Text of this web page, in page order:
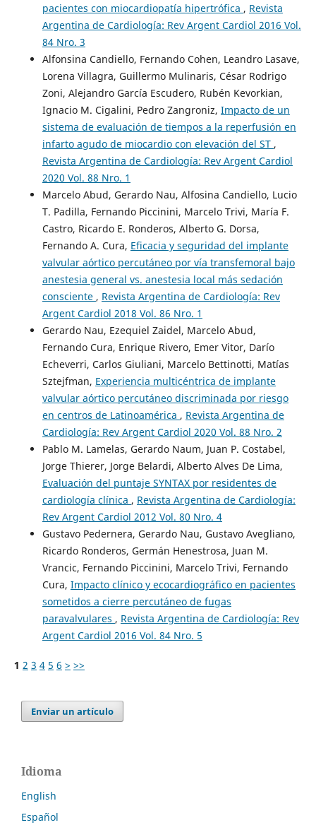
pacientes con miocardiopatía hipertrófica , Revista
Argentina de Cardiología: Rev Argent Cardiol 2016 Vol.
84 Nro. 3
Alfonsina Candiello, Fernando Cohen, Leandro Lasave,
Lorena Villagra, Guillermo Mulinaris, César Rodrigo
Zoni, Alejandro García Escudero, Rubén Kevorkian,
Ignacio M. Cigalini, Pedro Zangroniz, Impacto de un
sistema de evaluación de tiempos a la reperfusión en
infarto agudo de miocardio con elevación del ST ,
Revista Argentina de Cardiología: Rev Argent Cardiol
2020 Vol. 88 Nro. 1
Marcelo Abud, Gerardo Nau, Alfosina Candiello, Lucio
T. Padilla, Fernando Piccinini, Marcelo Trivi, María F.
Castro, Ricardo E. Ronderos, Alberto G. Dorsa,
Fernando A. Cura, Eficacia y seguridad del implante
valvular aórtico percutáneo por vía transfemoral bajo
anestesia general vs. anestesia local más sedación
consciente , Revista Argentina de Cardiología: Rev
Argent Cardiol 2018 Vol. 86 Nro. 1
Gerardo Nau, Ezequiel Zaidel, Marcelo Abud,
Fernando Cura, Enrique Rivero, Emer Vitor, Darío
Echeverri, Carlos Giuliani, Marcelo Bettinotti, Matías
Sztejfman, Experiencia multicéntrica de implante
valvular aórtico percutáneo discriminada por riesgo
en centros de Latinoamérica , Revista Argentina de
Cardiología: Rev Argent Cardiol 2020 Vol. 88 Nro. 2
Pablo M. Lamelas, Gerardo Naum, Juan P. Costabel,
Jorge Thierer, Jorge Belardi, Alberto Alves De Lima,
Evaluación del puntaje SYNTAX por residentes de
cardiología clínica , Revista Argentina de Cardiología:
Rev Argent Cardiol 2012 Vol. 80 Nro. 4
Gustavo Pedernera, Gerardo Nau, Gustavo Avegliano,
Ricardo Ronderos, Germán Henestrosa, Juan M.
Vrancic, Fernando Piccinini, Marcelo Trivi, Fernando
Cura, Impacto clínico y ecocardiográfico en pacientes
sometidos a cierre percutáneo de fugas
paravalvulares , Revista Argentina de Cardiología: Rev
Argent Cardiol 2016 Vol. 84 Nro. 5
1 2 3 4 5 6 > >>
Enviar un artículo
Idioma
English
Español